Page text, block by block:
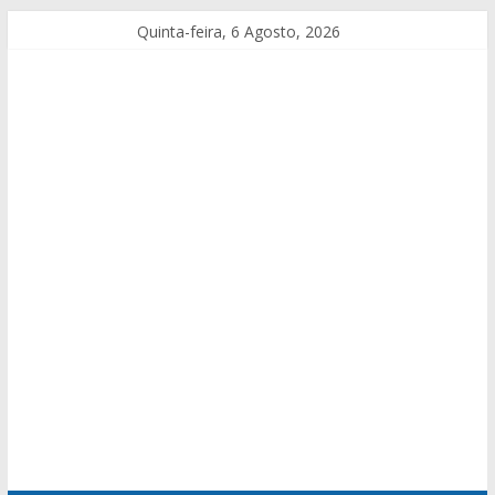
Quinta-feira, 6 Agosto, 2026